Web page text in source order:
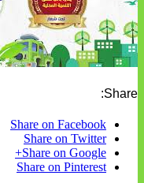
Share:
Share on Facebook
Share on Twitter
Share on Google+
Share on Pinterest